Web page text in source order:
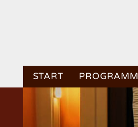
START PROGRAMM